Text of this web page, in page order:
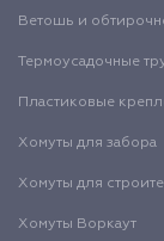
Ветошь и
Термоусадочные
Пластиковые
Хомуты для забора
Хомуты для
Хомуты Воркаут